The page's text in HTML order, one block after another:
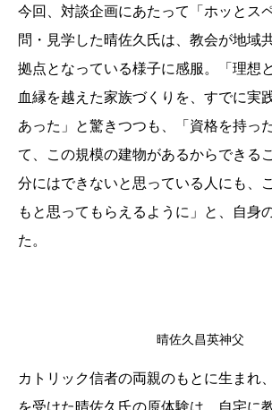
今回、対談企画にあたって「ホッとス
問・見学した晴佐久氏は、教会が地域
拠点となっている様子に感服。「理想
血縁を越えた家族づくりを、すでに実
あった」と驚きつつも、「資格を持っ
て、この規模の建物があるからできる
分にはできないと思っている人にも、
もと思ってもらえるように」と、自身
た。
晴佐久昌英神父
カトリック信者の両親のもとに生まれ
を受けた晴佐久氏の原体験は、自宅に